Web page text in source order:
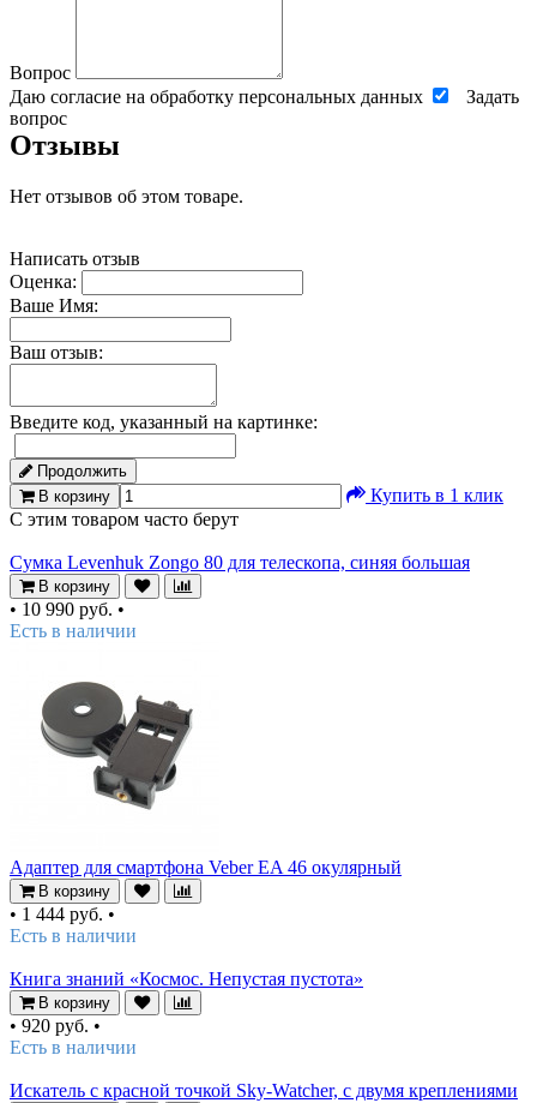
Вопрос
Даю согласие на обработку персональных данных
Задать
вопрос
Отзывы
Нет отзывов об этом товаре.
Написать отзыв
Оценка:
Ваше Имя:
Ваш отзыв:
Введите код, указанный на картинке:
Продолжить
В корзину
Купить в 1 клик
С этим товаром часто берут
Сумка Levenhuk Zongo 80 для телескопа, синяя большая
В корзину
• 10 990 руб. •
Есть в наличии
Адаптер для смартфона Veber EA 46 окулярный
В корзину
• 1 444 руб. •
Есть в наличии
Книга знаний «Космос. Непустая пустота»
В корзину
• 920 руб. •
Есть в наличии
Искатель с красной точкой Sky-Watcher, с двумя креплениями